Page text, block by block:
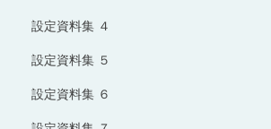
設定資料集 ４
設定資料集 ５
設定資料集 ６